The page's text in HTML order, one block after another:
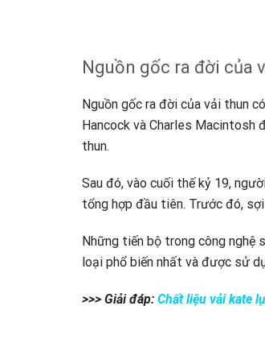
Nguồn gốc ra đời của
Nguồn gốc ra đời của vải thun
Hancock và Charles Macintosh
thun.
Sau đó, vào cuối thế kỷ 19,
tổng hợp đầu tiên. Trước đó,
Những tiến bộ trong công nghệ
loại phổ biến nhất và được sử
>>> Giải đáp: Chất liệu vải kate